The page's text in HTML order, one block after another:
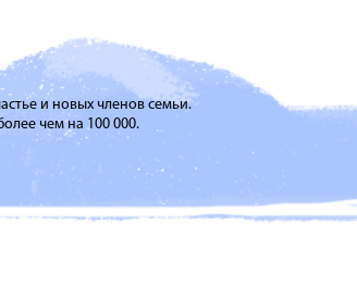
и новых членов семьи.
чем на 100 000.